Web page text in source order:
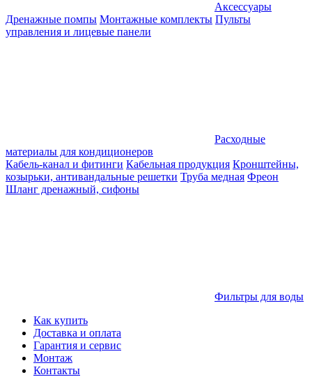
Аксессуары
Дренажные помпы Монтажные комплекты Пульты
управления и лицевые панели
Расходные
материалы для кондиционеров
Кабель-канал и фитинги Кабельная продукция Кронштейны,
козырьки, антивандальные решетки Труба медная Фреон
Шланг дренажный, сифоны
Фильтры для воды
Как купить
Доставка и оплата
Гарантия и сервис
Монтаж
Контакты